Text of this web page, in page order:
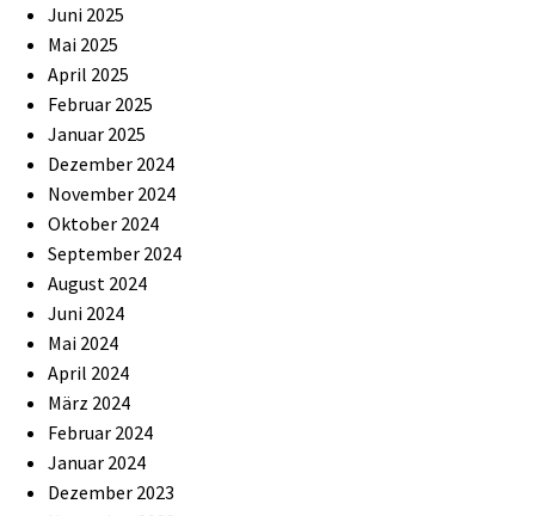
Juni 2025
Mai 2025
April 2025
Februar 2025
Januar 2025
Dezember 2024
November 2024
Oktober 2024
September 2024
August 2024
Juni 2024
Mai 2024
April 2024
März 2024
Februar 2024
Januar 2024
Dezember 2023